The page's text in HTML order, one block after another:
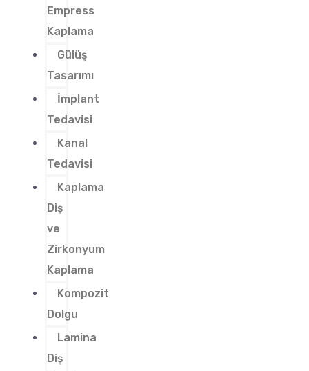
Empress
Kaplama
Gülüş
Tasarımı
İmplant
Tedavisi
Kanal
Tedavisi
Kaplama
Diş
ve
Zirkonyum
Kaplama
Kompozit
Dolgu
Lamina
Diş